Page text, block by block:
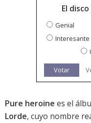
El
Genial
Interesante
Votar
Pure heroine es el
Lorde, cuyo nombre